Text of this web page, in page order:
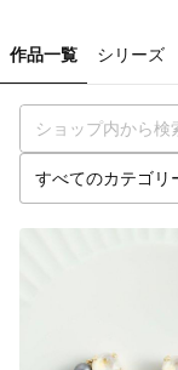
作品一覧 シリーズ